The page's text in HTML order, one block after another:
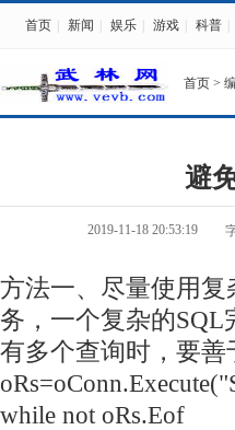
首页 新闻 娱乐 游戏 科普
首页 >
避
2019-11-18 20:53:19
方法一、尽量使用复
务，一个复杂的SQL
有多个查询时，要善
while not oRs.Eof